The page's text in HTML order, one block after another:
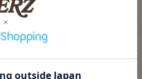
2017/01/25
仙台店
iQOSケース第2弾！＆棒屋根ぽっ